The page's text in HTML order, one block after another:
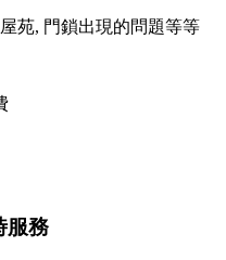
苑, 門鎖出現的問題等等
服務